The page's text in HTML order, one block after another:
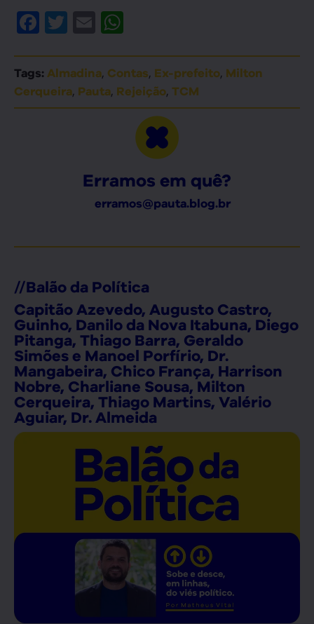
Facebook
Twitter
Email
Tags: Almadina, Contas, Ex-prefeito, Milton
Cerqueira, Pauta, Rejeição, TCM
Erramos em quê?
erramos@pauta.blog.br
//Balão da Política
Capitão Azevedo, Augusto Castro,
Guinho, Danilo da Nova Itabuna, Diego
Pitanga, Thiago Barra, Geraldo
Simões e Manoel Porfírio, Dr.
Mangabeira, Chico França, Harrison
Nobre, Charliane Sousa, Milton
Cerqueira, Thiago Martins, Valério
Aguiar, Dr. Almeida